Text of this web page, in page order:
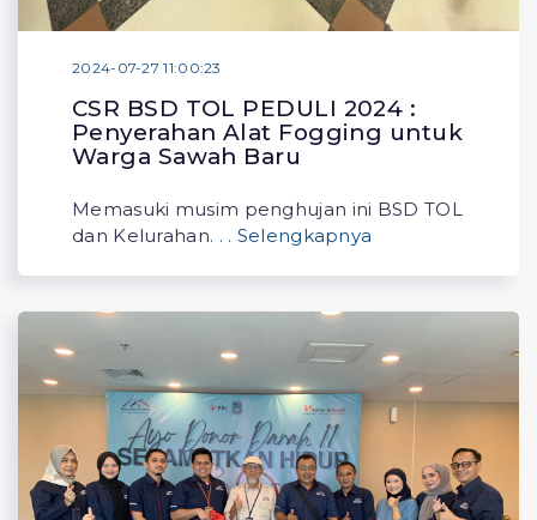
2024-07-27 11:00:23
CSR BSD TOL PEDULI 2024 :
Penyerahan Alat Fogging untuk
Warga Sawah Baru
Memasuki musim penghujan ini BSD TOL
dan Kelurahan. . . Selengkapnya